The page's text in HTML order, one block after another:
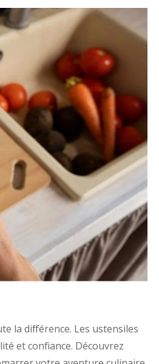
la différence. Les ustensiles
et confiance. Découvrez